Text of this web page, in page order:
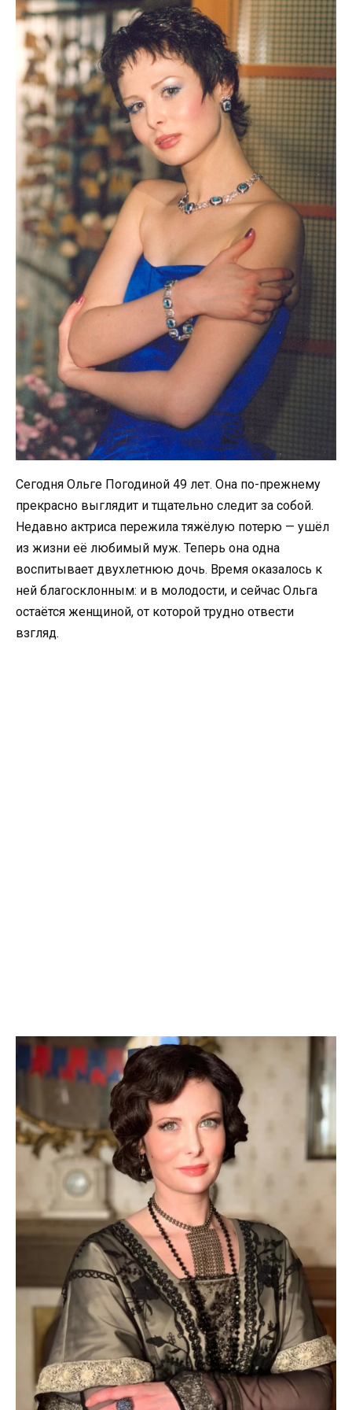
Сегодня Ольге Погодиной 49 лет. Она по-прежнему
прекрасно выглядит и тщательно следит за собой.
Недавно актриса пережила тяжёлую потерю — ушёл
из жизни её любимый муж. Теперь она одна
воспитывает двухлетнюю дочь. Время оказалось к
ней благосклонным: и в молодости, и сейчас Ольга
остаётся женщиной, от которой трудно отвести
взгляд.